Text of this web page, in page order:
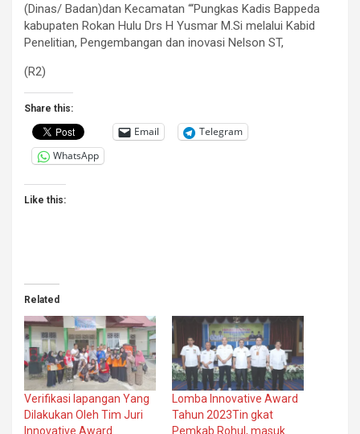
(Dinas/ Badan)dan Kecamatan “‘Pungkas Kadis Bappeda
kabupaten Rokan Hulu Drs H Yusmar M.Si melalui Kabid
Penelitian, Pengembangan dan inovasi Nelson ST,
(R2)
Share this:
Email
Telegram
WhatsApp
Like this:
Related
Verifikasi lapangan Yang
Dilakukan Oleh Tim Juri
Innovative Award
Lomba Innovative Award
Tahun 2023Tin gkat
Pemkab Rohul, masuk